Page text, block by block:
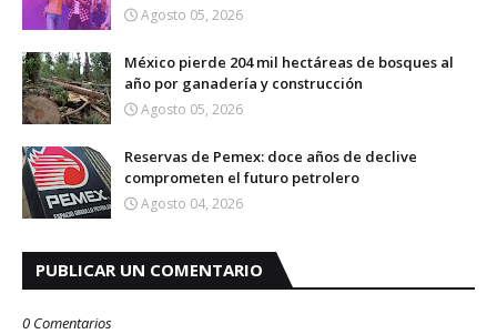
Agosto 05, 2026
México pierde 204 mil hectáreas de bosques al
año por ganadería y construcción
Agosto 05, 2026
Reservas de Pemex: doce años de declive
comprometen el futuro petrolero
Agosto 04, 2026
PUBLICAR UN COMENTARIO
0 Comentarios